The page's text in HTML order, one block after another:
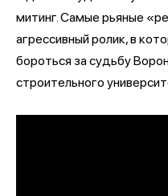
митинг. Самые рьяные
агрессивный ролик, в
бороться за судьбу
строительного